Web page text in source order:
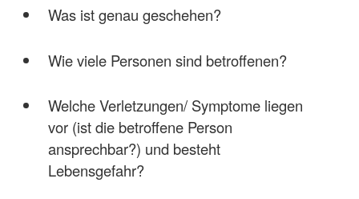
Was ist genau geschehen?
Wie viele Personen sind betroffenen?
Welche Verletzungen/ Symptome liegen
vor (ist die betroffene Person
ansprechbar?) und besteht
Lebensgefahr?